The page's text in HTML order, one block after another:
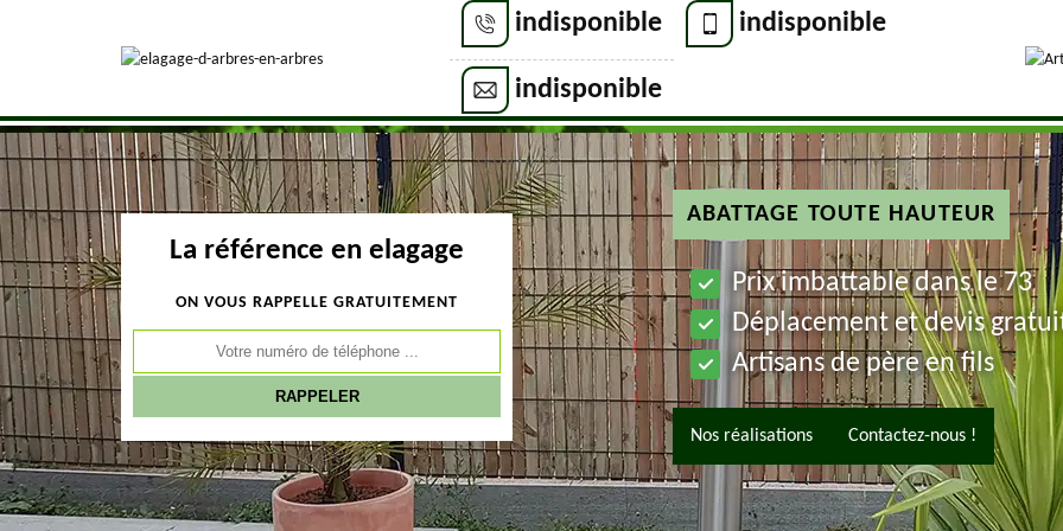
indisponible indisponible
indisponible
La référence en elagage
ON VOUS RAPPELLE GRATUITEMENT
ABATTAGE TOUTE HAUTEUR
Prix imbattable dans le 73
Déplacement et devis
Artisans de père en fils
Nos réalisations Contactez-nous !